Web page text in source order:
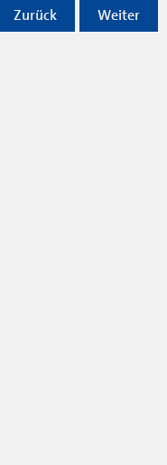
Weiter
Zurück